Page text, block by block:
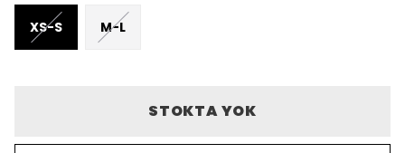
XS-S M-L
STOKTA YOK